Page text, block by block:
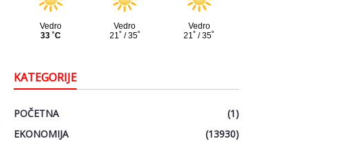
KATEGORIJE
POČETNA
(1)
EKONOMIJA
(13930)